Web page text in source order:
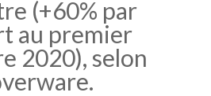
(+60% par
au premier
2020), selon